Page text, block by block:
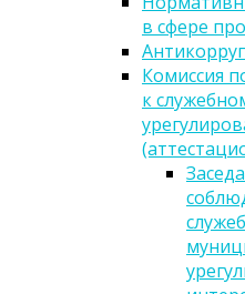
в сфере
Комиссия
к